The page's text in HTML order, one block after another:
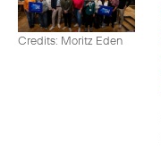
Credits: Moritz Eden